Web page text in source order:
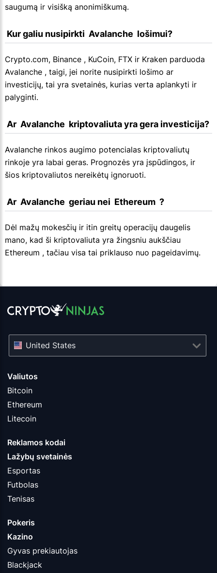
saugumą ir visišką anonimiškumą.
Kur galiu nusipirkti  Avalanche  lošimui?
Crypto.com, Binance , KuCoin, FTX ir Kraken parduoda
Avalanche , taigi, jei norite nusipirkti lošimo ar
investicijų, tai yra svetainės, kurias verta aplankyti ir
palyginti.
Ar  Avalanche  kriptovaliuta yra gera investicija?
Avalanche rinkos augimo potencialas kriptovaliutų
rinkoje yra labai geras. Prognozės yra įspūdingos, ir
šios kriptovaliutos nereikėtų ignoruoti.
Ar  Avalanche  geriau nei  Ethereum  ?
Dėl mažų mokesčių ir itin greitų operacijų daugelis
mano, kad ši kriptovaliuta yra žingsniu aukščiau
Ethereum , tačiau visa tai priklauso nuo pageidavimų.
Valiutos
Bitcoin
Ethereum
Litecoin
Reklamos kodai
Lažybų svetainės
Esportas
Futbolas
Tenisas
Pokeris
Kazino
Gyvas prekiautojas
Blackjack
United States